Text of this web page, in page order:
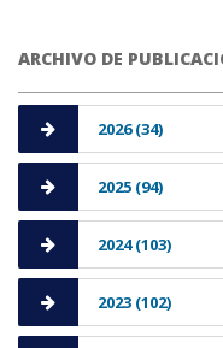
ARCHIVO DE
2026 (34)
2025 (94)
2024 (103)
2023 (102)